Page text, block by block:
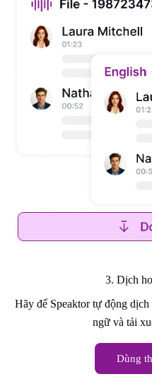
3. Dịch
Hãy để Speaktor tự động
ngữ và tải
Dùng